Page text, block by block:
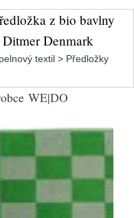
z bio bavlny
Denmark
textil > Předložky
WE|DO